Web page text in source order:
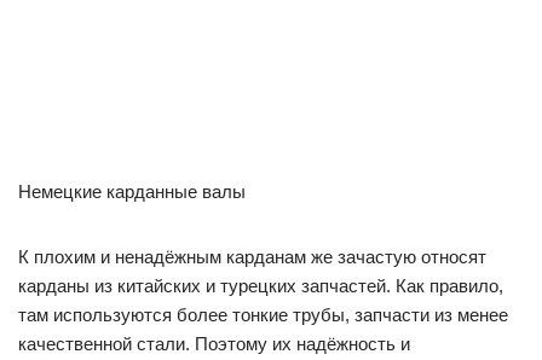
Немецкие карданные валы
К плохим и ненадёжным карданам же зачастую относят
карданы из китайских и турецких запчастей. Как правило,
там используются более тонкие трубы, запчасти из менее
качественной стали. Поэтому их надёжность и